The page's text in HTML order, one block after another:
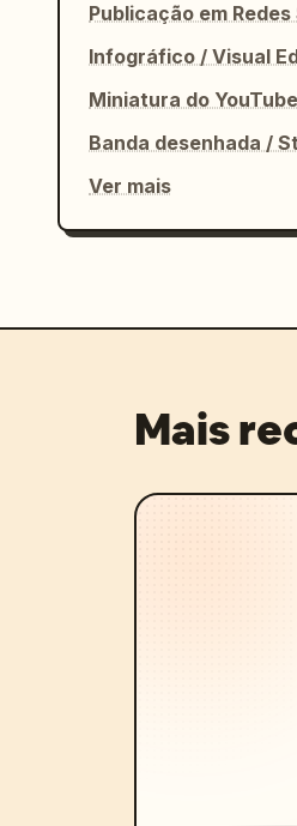
Publicação em
Infográfico / Visual
Miniatura do YouTube
Banda desenhada /
Ver mais
Mais